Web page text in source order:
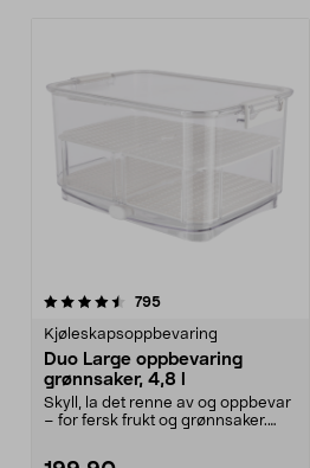
795anmeldelser
Kjøleskapsoppbevaring
Duo Large oppbevaring
grønnsaker, 4,8 l
Skyll, la det renne av og oppbevar
– for fersk frukt og grønnsaker.
4.5av 5 stjerner